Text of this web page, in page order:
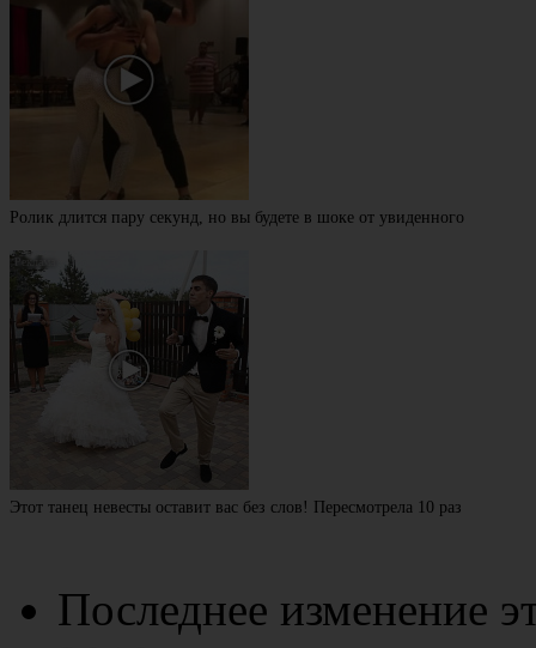
Ролик длится пару секунд, но вы будете в шоке от увиденного
Этот танец невесты оставит вас без слов! Пересмотрела 10 раз
Последнее изменение